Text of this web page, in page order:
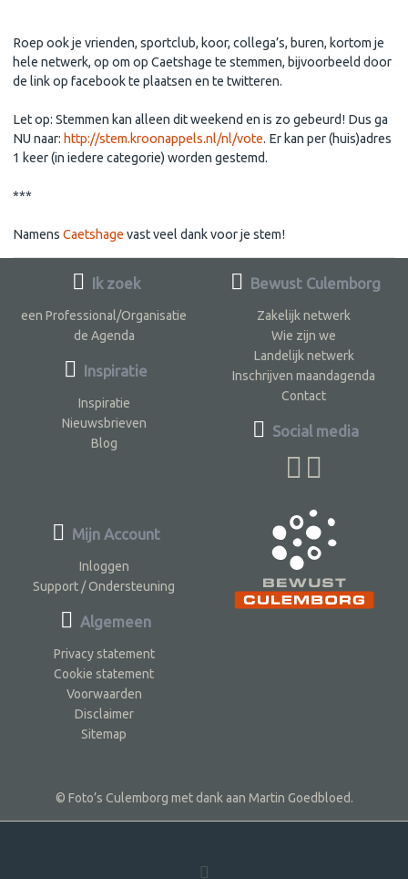
Roep ook je vrienden, sportclub, koor, collega’s, buren, kortom je
hele netwerk, op om op Caetshage te stemmen, bijvoorbeeld door
de link op facebook te plaatsen en te twitteren.
Let op: Stemmen kan alleen dit weekend en is zo gebeurd! Dus ga
NU naar: http://stem.kroonappels.nl/nl/vote. Er kan per (huis)adres
1 keer (in iedere categorie) worden gestemd.
***
Namens Caetshage vast veel dank voor je stem!
Ik zoek
een Professional/Organisatie
de Agenda
Inspiratie
Inspiratie
Nieuwsbrieven
Blog
Bewust Culemborg
Zakelijk netwerk
Wie zijn we
Landelijk netwerk
Inschrijven maandagenda
Contact
Social media
Mijn Account
Inloggen
Support / Ondersteuning
Algemeen
Privacy statement
Cookie statement
Voorwaarden
Disclaimer
Sitemap
© Foto’s Culemborg met dank aan Martin Goedbloed.